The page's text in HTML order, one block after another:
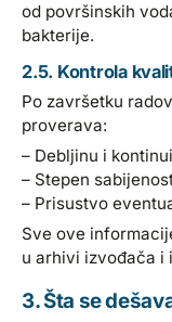
od površinskih
bakterije.
2.5. Kontrola
Po završetku
proverava:
– Debljinu i
– Stepen
– Prisustvo
Sve ove
u arhivi izvođača i
3. Šta se